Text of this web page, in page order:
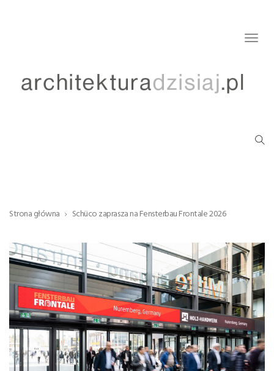
Strona główna Schüco zaprasza na Fensterbau Frontale 2026